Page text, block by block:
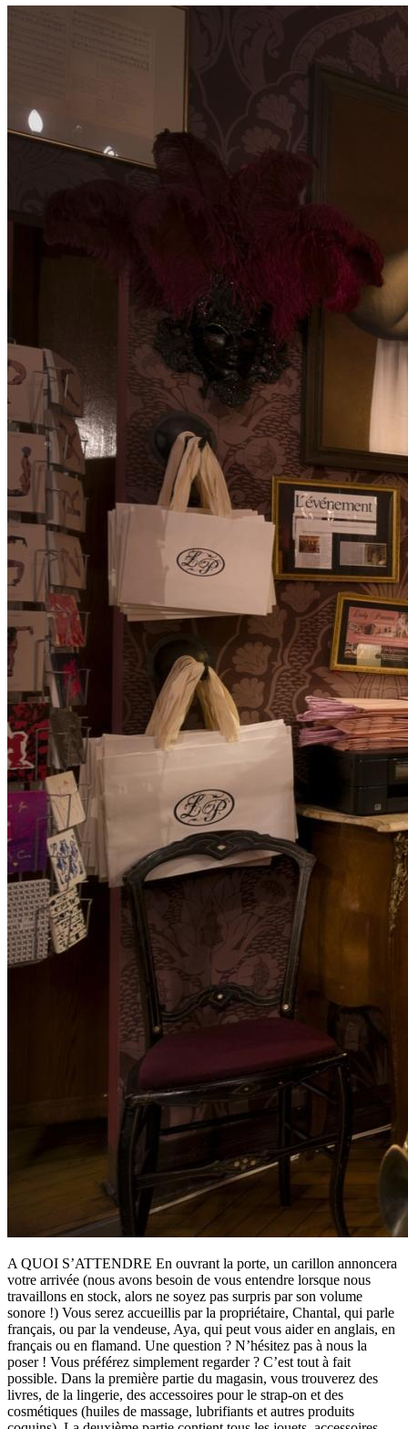
A QUOI S’ATTENDRE En ouvrant la porte, un carillon annoncera
votre arrivée (nous avons besoin de vous entendre lorsque nous
travaillons en stock, alors ne soyez pas surpris par son volume
sonore !) Vous serez accueillis par la propriétaire, Chantal, qui parle
français, ou par la vendeuse, Aya, qui peut vous aider en anglais, en
français ou en flamand. Une question ? N’hésitez pas à nous la
poser ! Vous préférez simplement regarder ? C’est tout à fait
possible. Dans la première partie du magasin, vous trouverez des
livres, de la lingerie, des accessoires pour le strap-on et des
cosmétiques (huiles de massage, lubrifiants et autres produits